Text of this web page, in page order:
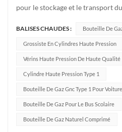
pour le stockage et le transport
en acier à haute résistance ou
pour résister à la haute pression
BALISES CHAUDES : Bouteille De
Grossiste En Cylindres Haute Pression
Vérins Haute Pression De Haute Qualité
Cylindre Haute Pression Type 1
Bouteille De Gaz Gnc Type 1 Pour
Bouteille De Gaz Pour Le Bus Scolaire
Bouteille De Gaz Naturel Comprimé